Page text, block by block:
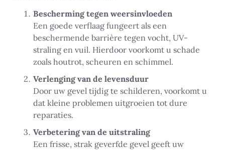
Bescherming tegen weersinvloeden
Een goede verflaag fungeert als een
beschermende barrière tegen vocht, UV-
straling en vuil. Hierdoor voorkomt u schade
zoals houtrot, scheuren en schimmel.
Verlenging van de levensduur
Door uw gevel tijdig te schilderen, voorkomt u
dat kleine problemen uitgroeien tot dure
reparaties.
Verbetering van de uitstraling
Een frisse, strak geverfde gevel geeft uw